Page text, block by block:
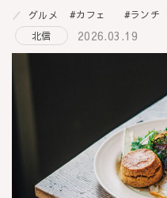
グルメ カフェ ランチ
北信
2026.03.19